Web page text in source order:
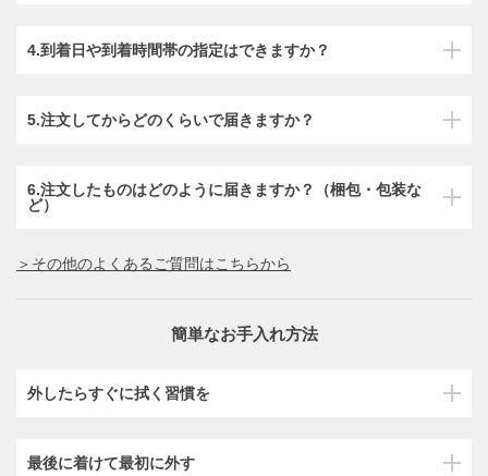
4.到着日や到着時間帯の指定はできますか？
5.注文してからどのくらいで届きますか？
6.注文したものはどのように届きますか？（梱包・包装な
ど）
＞その他のよくあるご質問はこちらから
簡単なお手入れ方法
外したらすぐに拭く習慣を
最後に着けて最初に外す